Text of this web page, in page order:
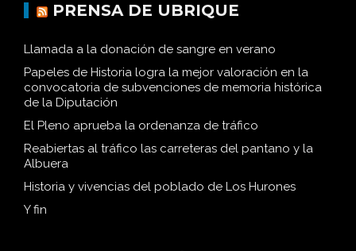
PRENSA DE UBRIQUE
Llamada a la donación de sangre en verano
Papeles de Historia logra la mejor valoración en la
convocatoria de subvenciones de memoria histórica
de la Diputación
El Pleno aprueba la ordenanza de tráfico
Reabiertas al tráfico las carreteras del pantano y la
Albuera
Historia y vivencias del poblado de Los Hurones
Y fin